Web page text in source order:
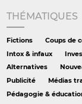
THÉMATIQUES
Fictions Coups de
Intox & infaux
Alternatives
Publicité
Médias
Pédagogie &